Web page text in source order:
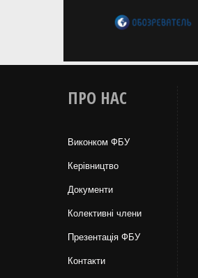
ПРО НАС
Виконком ФБУ
Керівництво
Документи
Колективні члени
Презентація ФБУ
Контакти